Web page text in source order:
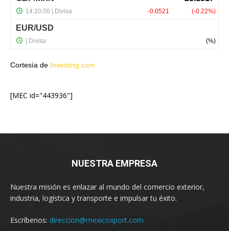
Cortesía de Investing.com
[MEC id="443936"]
NUESTRA EMPRESA
Nuestra misión es enlazar al mundo del comercio exterior,
industria, logística y transporte e impulsar tu éxito.
Escríbenos: direccion@mexicoxport.com